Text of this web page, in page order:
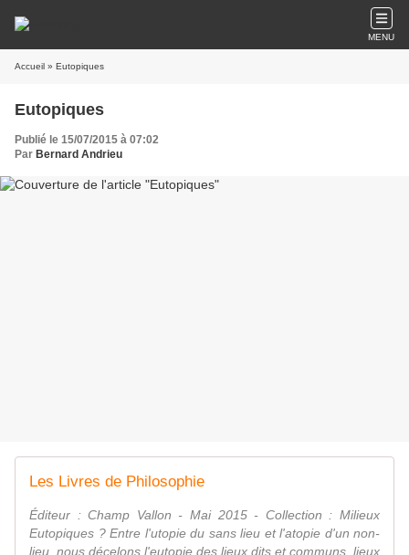
MENU
Accueil » Eutopiques
Eutopiques
Publié le 15/07/2015 à 07:02
Par Bernard Andrieu
Les Livres de Philosophie
Éditeur : Champ Vallon - Mai 2015 - Collection : Milieux
Eutopiques ? Entre l'utopie du sans lieu et l'atopie d'un non-
lieu, nous décelons l'eutopie des lieux dits et communs, lieux